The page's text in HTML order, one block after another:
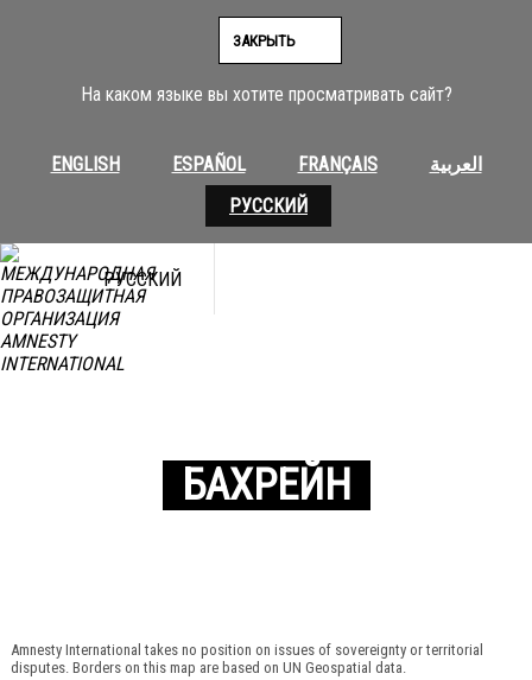
На каком языке вы хотите просматривать сайт?
ENGLISH ESPAÑOL FRANÇAIS
العربية
РУССКИЙ
ЗАКРЫТЬ
РУССКИЙ
БАХРЕЙН
Amnesty International takes no position on issues of sovereignty or territorial
disputes. Borders on this map are based on UN Geospatial data.